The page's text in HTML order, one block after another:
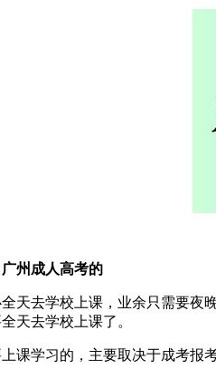
州成人高考的
去学校上课，业余只需要夜
天去学校上课了。
学习的，主要取决于成考报